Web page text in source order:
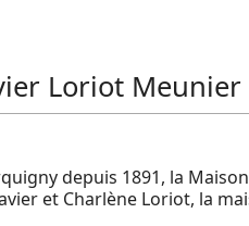
Loriot
depuis 1891, la
et Charlène Loriot, la